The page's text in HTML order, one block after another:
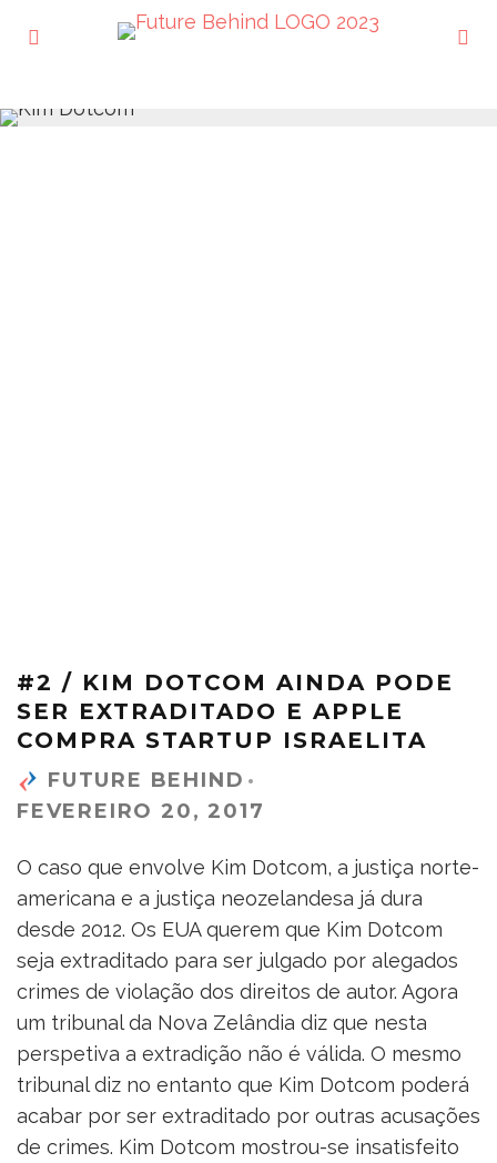
#2 / KIM DOTCOM AINDA PODE
SER EXTRADITADO E APPLE
COMPRA STARTUP ISRAELITA
FUTURE BEHIND ·
FEVEREIRO 20, 2017
O caso que envolve Kim Dotcom, a justiça norte-
americana e a justiça neozelandesa já dura
desde 2012. Os EUA querem que Kim Dotcom
seja extraditado para ser julgado por alegados
crimes de violação dos direitos de autor. Agora
um tribunal da Nova Zelândia diz que nesta
perspetiva a extradição não é válida. O mesmo
tribunal diz no entanto que Kim Dotcom poderá
acabar por ser extraditado por outras acusações
de crimes. Kim Dotcom mostrou-se insatisfeito